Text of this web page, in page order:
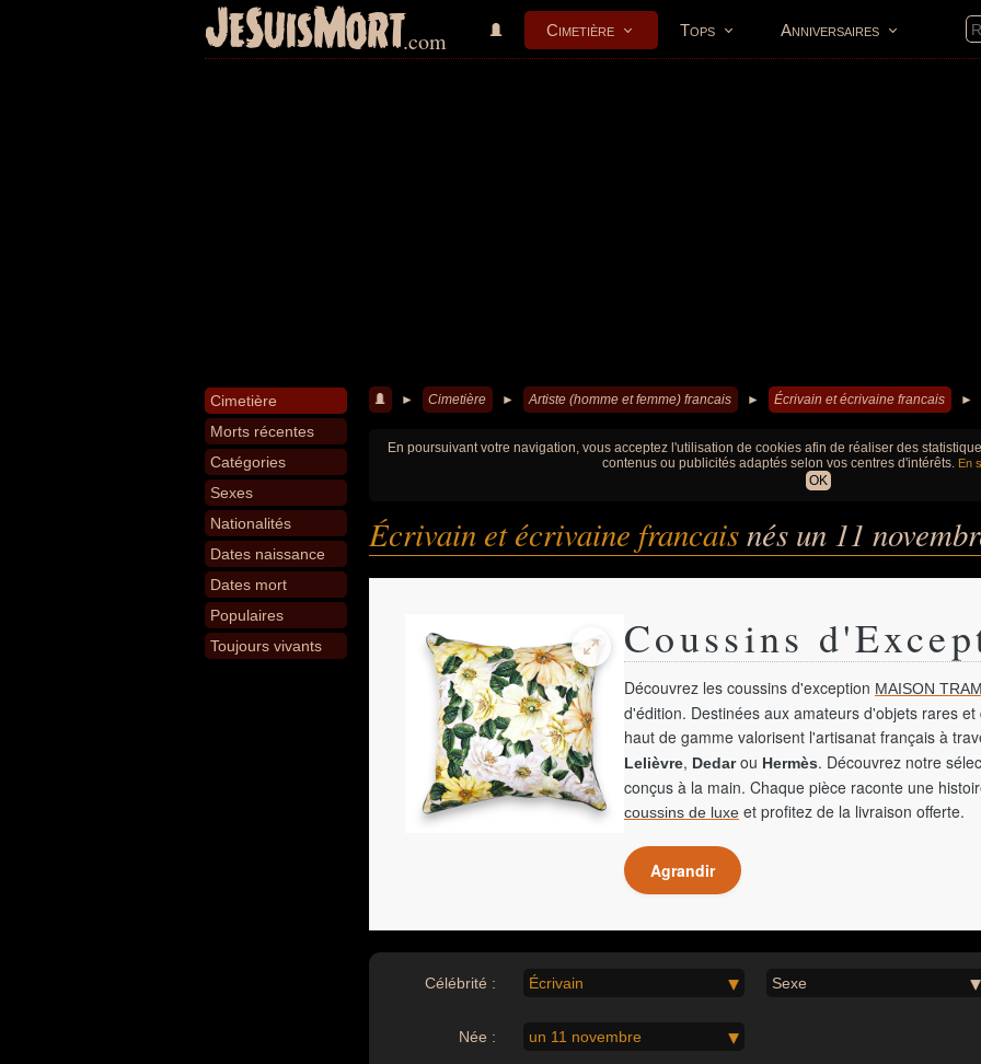
JeSuisMort.com Cimetière Tops Anniversaires
Cimetière
Morts récentes
Catégories
Sexes
Nationalités
Dates naissance
Dates mort
Populaires
Toujours vivants
► Cimetière ► Artiste (homme et femme) francais ► Écrivain et écrivaine francais ►
En poursuivant votre navigation, vous acceptez l'utilisation de cookies afin de réaliser des
contenus ou publicités adaptés selon vos centres d'intérêts. En
OK
Écrivain et écrivaine francaisnés un 11
Coussins
Découvrez les coussins d'exception MAISON
d'édition. Destinées aux amateurs d'objets rares
haut de gamme valorisent l'artisanat français à
Lelièvre, Dedarou Hermès. Découvrez notre
conçus à la main. Chaque pièce raconte une
coussins de luxe et profitez de la livraison offerte.
Agrandir
Célébrité : Écrivain Sexe
Née : un 11 novembre